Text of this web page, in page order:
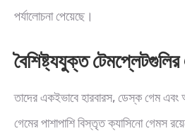
পর্যালোচনা পেয়েছে।
বৈশিষ্ট্যযুক্ত
তাদের একইভাবে হারবারস, ডেস্ক গেম এবং
গেমের পাশাপাশি বিস্তৃত ক্যাসিনো গেমস